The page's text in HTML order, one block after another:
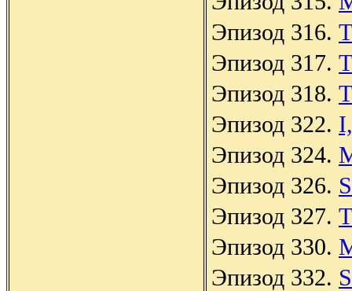
Эпизод 316.
Эпизод 317.
Эпизод 318.
Эпизод 322.
Эпизод 324.
Эпизод 326.
Эпизод 327.
Эпизод 330.
Эпизод 332.